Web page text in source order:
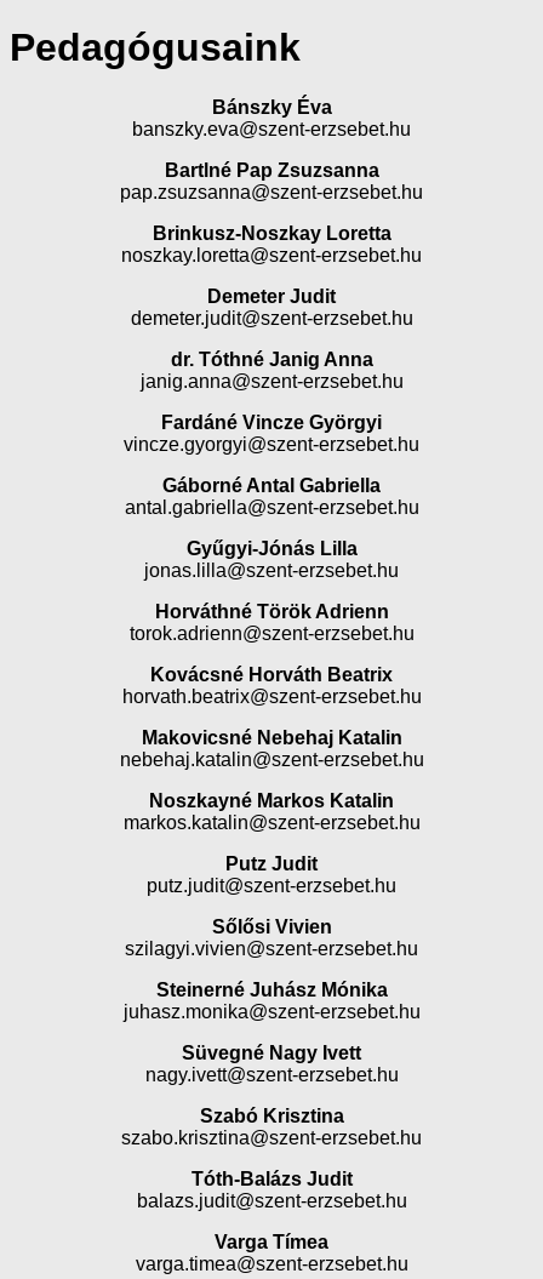
Pedagógusaink
Bánszky Éva
banszky.eva@szent-erzsebet.hu
Bartlné Pap Zsuzsanna
pap.zsuzsanna@szent-erzsebet.hu
Brinkusz-Noszkay Loretta
noszkay.loretta@szent-erzsebet.hu
Demeter Judit
demeter.judit@szent-erzsebet.hu
dr. Tóthné Janig Anna
janig.anna@szent-erzsebet.hu
Fardáné Vincze Györgyi
vincze.gyorgyi@szent-erzsebet.hu
Gáborné Antal Gabriella
antal.gabriella@szent-erzsebet.hu
Gyűgyi-Jónás Lilla
jonas.lilla@szent-erzsebet.hu
Horváthné Török Adrienn
torok.adrienn@szent-erzsebet.hu
Kovácsné Horváth Beatrix
horvath.beatrix@szent-erzsebet.hu
Makovicsné Nebehaj Katalin
nebehaj.katalin@szent-erzsebet.hu
Noszkayné Markos Katalin
markos.katalin@szent-erzsebet.hu
Putz Judit
putz.judit@szent-erzsebet.hu
Sőlősi Vivien
szilagyi.vivien@szent-erzsebet.hu
Steinerné Juhász Mónika
juhasz.monika@szent-erzsebet.hu
Süvegné Nagy Ivett
nagy.ivett@szent-erzsebet.hu
Szabó Krisztina
szabo.krisztina@szent-erzsebet.hu
Tóth-Balázs Judit
balazs.judit@szent-erzsebet.hu
Varga Tímea
varga.timea@szent-erzsebet.hu